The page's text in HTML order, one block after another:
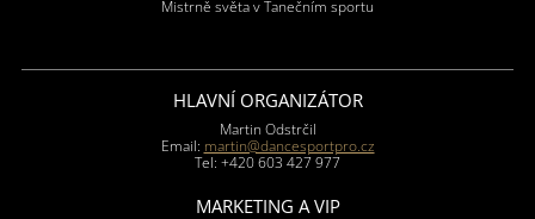
Mistrně světa v Tanečním sportu
HLAVNÍ ORGANIZÁTOR
Martin Odstrčil
Email: martin@dancesportpro.cz
Tel: +420 603 427 977
MARKETING A VIP